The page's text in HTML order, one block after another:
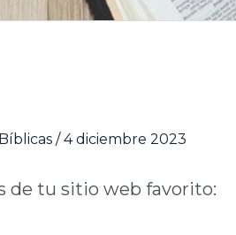
/4 diciembre 2023
de tu sitio web favorito: